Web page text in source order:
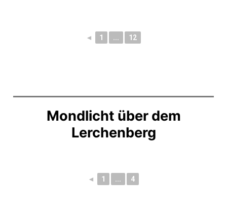
◄ 1 ... 12
Mondlicht über dem
Lerchenberg
◄ 1 ... 4